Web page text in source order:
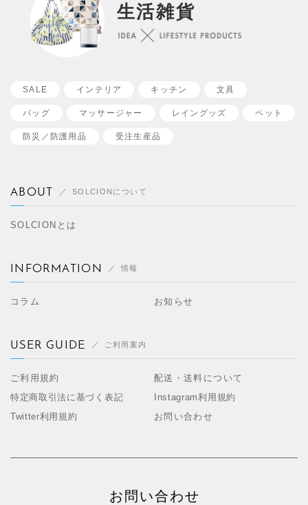
生活雑貨
SALE インテリア キッチン 文具
バッグ マッサージャー レイングッズ ペット
防災／ 防護用品 受注生産品
ABOUT SOLCIONについて
SOLCIONとは
INFORMATION 情報
コラム お知らせ
USER GUIDE ご利用案内
ご利用規約
配送・送料について
特定商取引法に基づく表記
Instagram利用規約
Twitter利用規約
お問い合わせ
お問い合わせ